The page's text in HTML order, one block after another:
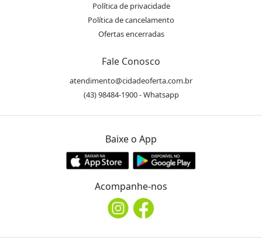
Política de privacidade
Política de cancelamento
Ofertas encerradas
Fale Conosco
atendimento@cidadeoferta.com.br
(43) 98484-1900 - Whatsapp
Baixe o App
Acompanhe-nos